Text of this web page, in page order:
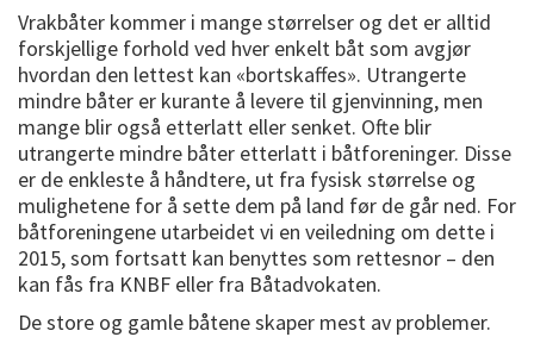
Vrakbåter kommer i mange størrelser og det er alltid
forskjellige forhold ved hver enkelt båt som avgjør
hvordan den lettest kan «bortskaffes». Utrangerte
mindre båter er kurante å levere til gjenvinning, men
mange blir også etterlatt eller senket. Ofte blir
utrangerte mindre båter etterlatt i båtforeninger. Disse
er de enkleste å håndtere, ut fra fysisk størrelse og
mulighetene for å sette dem på land før de går ned. For
båtforeningene utarbeidet vi en veiledning om dette i
2015, som fortsatt kan benyttes som rettesnor – den
kan fås fra KNBF eller fra Båtadvokaten.
De store og gamle båtene skaper mest av problemer.